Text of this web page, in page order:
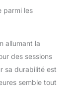
parmi les
allumant la
des sessions
sa durabilité est
semble tout